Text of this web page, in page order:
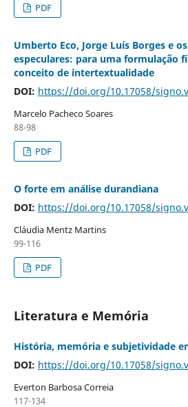
PDF
Umberto Eco, Jorge Luís Borges e
especulares: para uma formulação
conceito de intertextualidade
DOI: https://doi.org/10.17058/
Marcelo Pacheco Soares
88-98
PDF
O forte em análise durandiana
DOI: https://doi.org/10.17058/
Cláudia Mentz Martins
99-116
PDF
Literatura e Memória
História, memória e subjetividade
DOI: https://doi.org/10.17058/
Everton Barbosa Correia
117-134